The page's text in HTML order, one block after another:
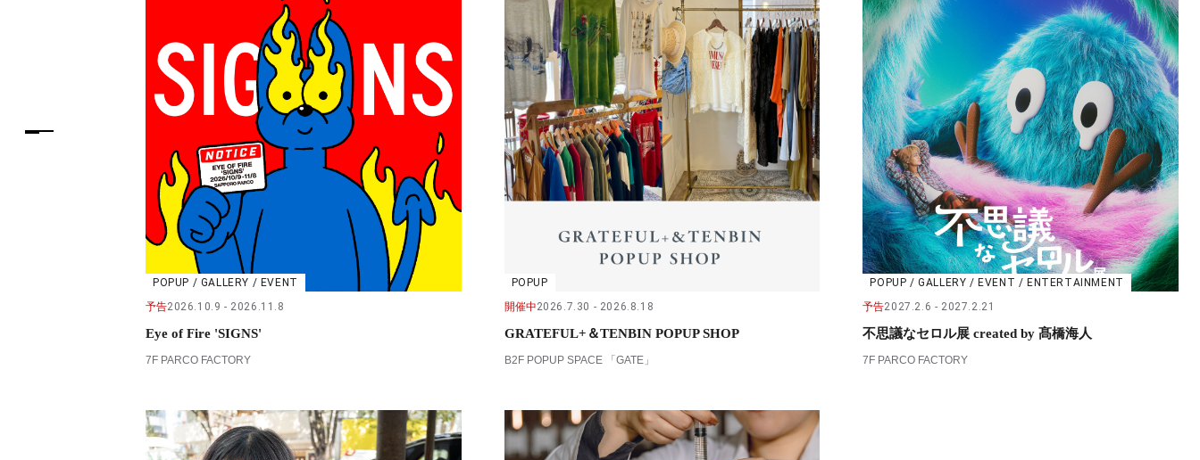
POPUP / GALLERY / EVENT
予告2026.10.9 2026.11.8
Eye of Fire 'SIGNS'
7F PARCO FACTORY
POPUP
開催中2026.7.30 2026.8.18
GRATEFUL+＆TENBIN POPUP SHOP
B2F POPUP SPACE 「GATE」
POPUP / GALLERY / EVENT / ENTERTAINMENT
予告2027.2.6 2027.2.21
不思議なセロル展 created by 髙橋海人
7F PARCO FACTORY